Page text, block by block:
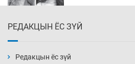
Уржигдар 14 цаг 00
РЕДАКЦЫН ЁС ЗҮЙ
Редакцын ёс зүй